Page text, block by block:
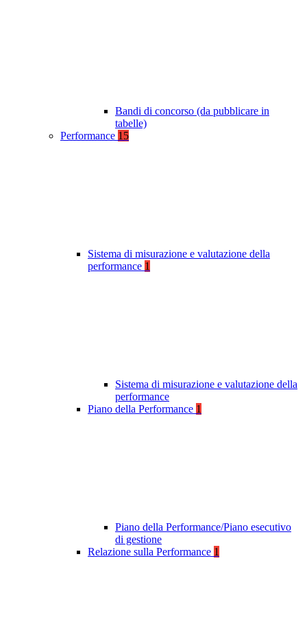
Bandi di concorso (da pubblicare in
tabelle)
Performance 15
Sistema di misurazione e valutazione della
performance 1
Sistema di misurazione e valutazione della
performance
Piano della Performance 1
Piano della Performance/Piano esecutivo
di gestione
Relazione sulla Performance 1